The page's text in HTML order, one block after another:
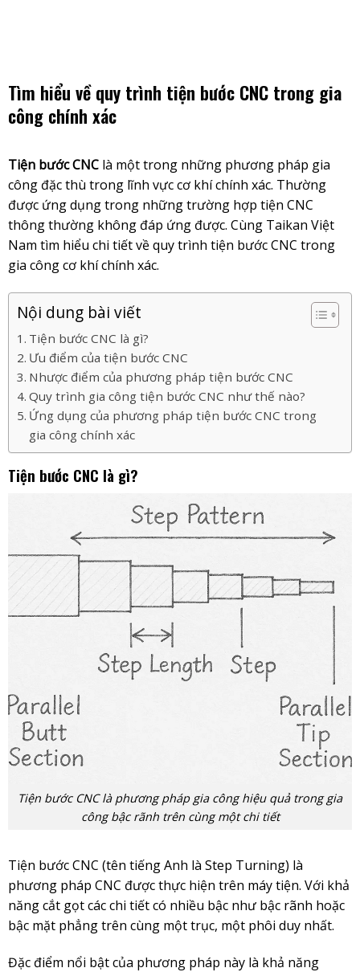
Tìm hiểu về quy trình tiện bước CNC trong gia
công chính xác
Tiện bước CNClà một trong những phương pháp gia
công đặc thù trong lĩnh vực cơ khí chính xác. Thường
được ứng dụng trong những trường hợp tiện CNC
thông thường không đáp ứng được. Cùng Taikan Việt
Nam tìm hiểu chi tiết về quy trình tiện bước CNC trong
gia công cơ khí chính xác.
Nội dung bài viết
Tiện bước CNC là gì?
Ưu điểm của tiện bước CNC
Nhược điểm của phương pháp tiện bước CNC
Quy trình gia công tiện bước CNC như thế nào?
Ứng dụng của phương pháp tiện bước CNC trong
gia công chính xác
Tiện bước CNC là gì?
Tiện bước CNC là phương pháp gia công hiệu quả trong gia
công bậc rãnh trên cùng một chi tiết
Tiện bước CNC (tên tiếng Anh là Step Turning) là
phương pháp CNC được thực hiện trên máy tiện. Với khả
năng cắt gọt các chi tiết có nhiều bậc như bậc rãnh hoặc
bậc mặt phẳng trên cùng một trục, một phôi duy nhất.
Đặc điểm nổi bật của phương pháp này là khả năng